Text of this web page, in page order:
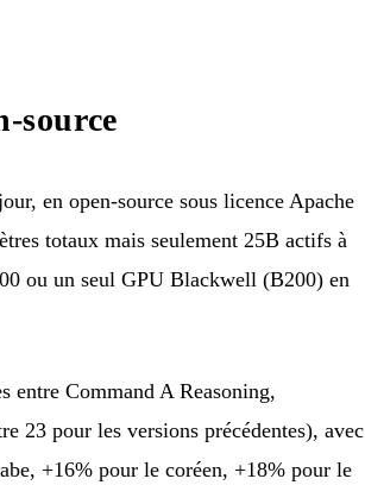
source
en open-source sous licence Apache
totaux mais seulement 25B actifs à
ou un seul GPU Blackwell (B200) en
entre Command A Reasoning,
23 pour les versions précédentes), avec
+16% pour le coréen, +18% pour le